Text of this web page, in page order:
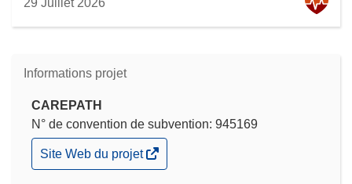
Informations projet
CAREPATH
N° de convention de subvention: 945169
(s’ouvre
dans
Site Web du projet